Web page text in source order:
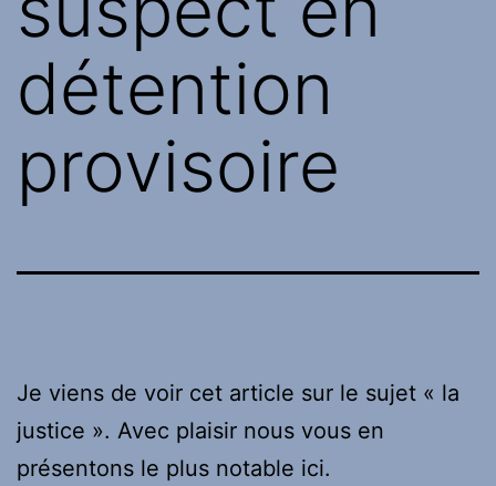
détention
provisoire
Je viens de voir cet article sur le sujet « la
justice ». Avec plaisir nous vous en
présentons le plus notable ici.